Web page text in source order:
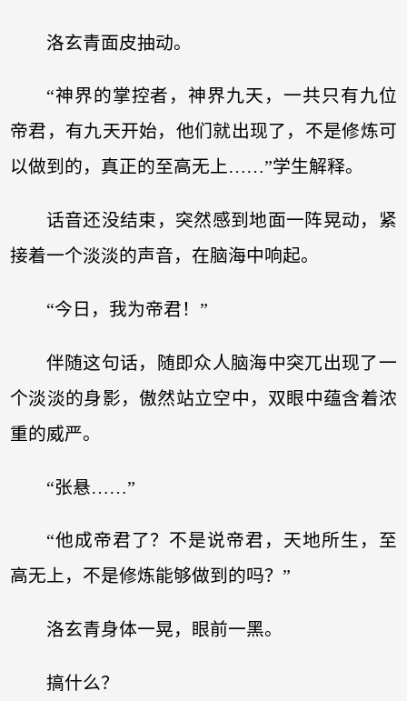
洛玄青面皮抽动。
“神界的掌控者，神界九天，一共只有九位
帝君，有九天开始，他们就出现了，不是修炼可
以做到的，真正的至高无上……”学生解释。
话音还没结束，突然感到地面一阵晃动，紧
接着一个淡淡的声音，在脑海中响起。
“今日，我为帝君！”
伴随这句话，随即众人脑海中突兀出现了一
个淡淡的身影，傲然站立空中，双眼中蕴含着浓
重的威严。
“张悬……”
“他成帝君了？不是说帝君，天地所生，至
高无上，不是修炼能够做到的吗？”
洛玄青身体一晃，眼前一黑。
搞什么？